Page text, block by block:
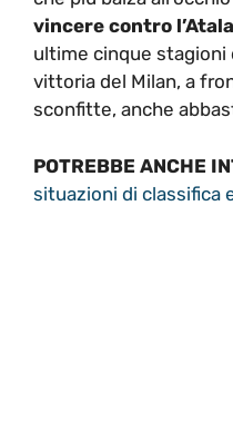
vincere contro
ultime cinque stagioni
vittoria del Milan, a
sconfitte, anche
POTREBBE ANCHE
situazioni di classifica